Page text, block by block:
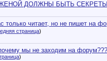
ДОЛЖНЫ БЫТЬ
только читает, но не пишет на
страница)
мы не заходим на
)